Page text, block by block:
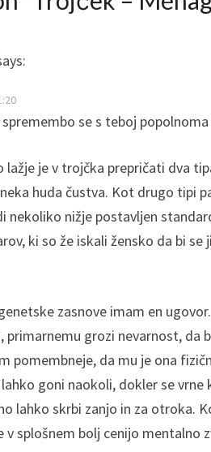
se s teboj
je v trojčka prepričati dva
huda čustva. Kot drugo tipi
nekoliko nižje postavljen
ki so že iskali žensko da bi
zasnove imam en
primarnemu grozi nevarnost, da
pomembneje, da mu je ona
goni naokoli, dokler se vrne
lahko skrbi zanjo in za otroka.
v splošnem bolj cenijo mentalno